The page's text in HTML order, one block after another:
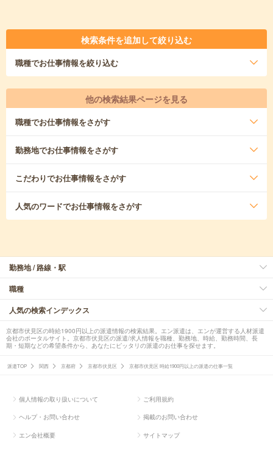
検索条件を追加して絞り込む
職種でお仕事情報を絞り込む
他の検索結果ページを見る
職種でお仕事情報をさがす
勤務地でお仕事情報をさがす
こだわりでお仕事情報をさがす
人気のワードでお仕事情報をさがす
勤務地 / 路線・駅
職種
人気の検索インデックス
京都市伏見区の時給1900円以上の派遣情報の検索結果。エン派遣は、エンが運営する人材派遣
会社のポータルサイト。京都市伏見区の派遣/求人情報を職種、勤務地、時給、勤務時間、長
期・短期などの希望条件から、あなたにピッタリの派遣のお仕事を探せます。
派遣TOP 関西 京都府 京都市伏見区 京都市伏見区 時給1900円以上の派遣の仕事一覧
個人情報の取り扱いについて ご利用規約
ヘルプ・お問い合わせ 掲載のお問い合わせ
エン会社概要 サイトマップ